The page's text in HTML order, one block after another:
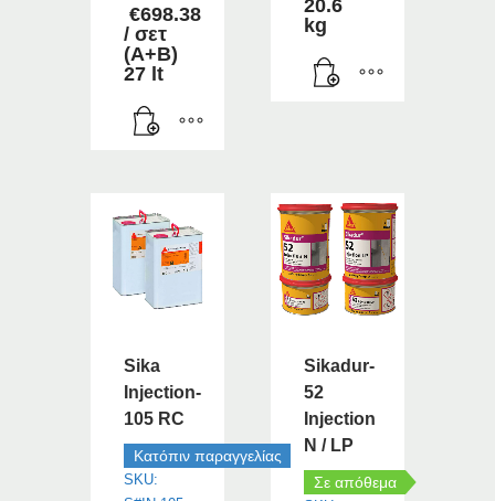
€698.38
/ σετ
(Α+Β)
27 lt
20.6
kg
Sika
Injection-
105 RC
Κατόπιν παραγγελίας
SKU:
Sikadur-
52
Injection
N / LP
Σε απόθεμα